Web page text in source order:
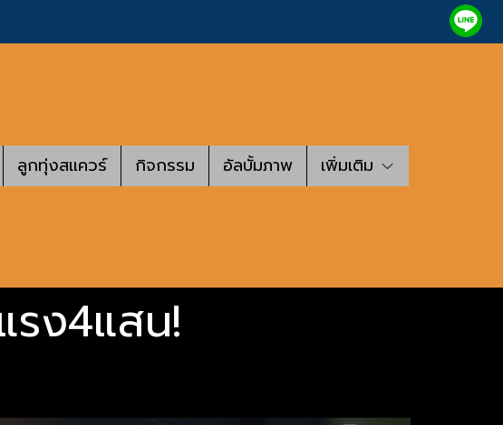
ลูกทุ่งสแควร์ กิจกรรม อัลบั้มภาพ เพิ่มเติม
ง4แสน!